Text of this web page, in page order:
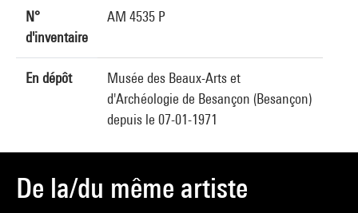
N°
d'inventaire
AM 4535 P
En dépôt
Musée des Beaux-Arts et
d'Archéologie de Besançon (Besançon)
depuis le 07-01-1971
De la/du même artiste